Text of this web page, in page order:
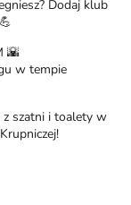
Dodaj klub
🌇
w tempie
z szatni i toalety w